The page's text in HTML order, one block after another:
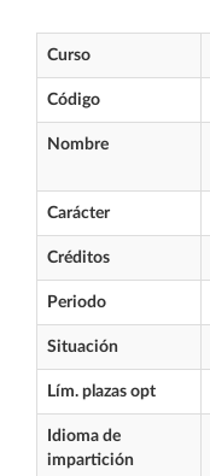
Curso
Código
Nombre
Carácter
Créditos
Periodo
Situación
Lím. plazas opt
Idioma de
impartición